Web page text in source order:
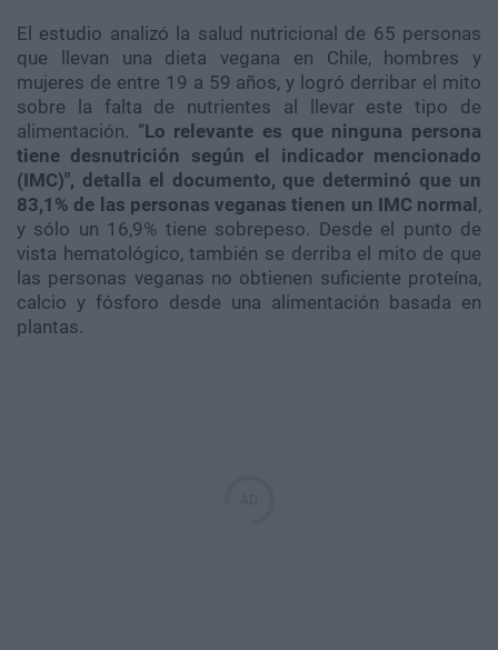
El estudio analizó la salud nutricional de 65 personas
que llevan una dieta vegana en Chile, hombres y
mujeres de entre 19 a 59 años, y logró derribar el mito
sobre la falta de nutrientes al llevar este tipo de
alimentación. “Lo relevante es que ninguna persona
tiene desnutrición según el indicador mencionado
(IMC)", detalla el documento, que determinó que un
83,1% de las personas veganas tienen un IMC normal ,
y sólo un 16,9% tiene sobrepeso. Desde el punto de
vista hematológico, también se derriba el mito de que
las personas veganas no obtienen suficiente proteína,
calcio y fósforo desde una alimentación basada en
plantas.